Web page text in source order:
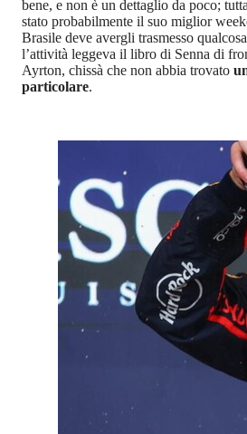
bene, e non è un dettaglio da poco;
stato probabilmente il suo miglior
Brasile deve avergli trasmesso
l’attività leggeva il libro di Senna di
Ayrton, chissà che non abbia trovato
particolare.